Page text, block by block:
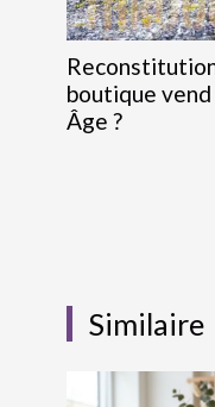
boutique
Âge ?
Similaire